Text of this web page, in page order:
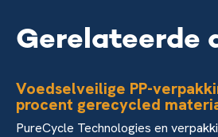
Gerelateerde
Voedselveilige PP-
procent gerecycled
PureCycle Technologies en